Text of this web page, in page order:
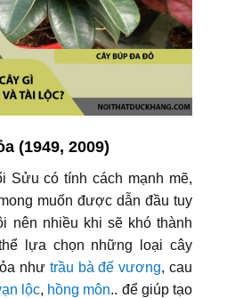
(1949, 2009)
Sửu có tính cách mạnh mẽ,
muốn được dẫn đầu tuy
nên nhiều khi sẽ khó thành
lựa chọn những loại cây
như trầu bà đế vương, cau
lộc, hồng môn.. để giúp tạo